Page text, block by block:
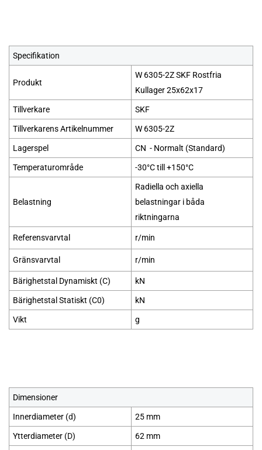
Specifikation
Produkt
W 6305-2Z SKF Rostfria
Kullager 25x62x17
Tillverkare SKF
Tillverkarens Artikelnummer W 6305-2Z
Lagerspel CN - Normalt (Standard)
Temperaturområde -30°C till +150°C
Belastning
Radiella och axiella
belastningar i båda
riktningarna
Referensvarvtal r/min
Gränsvarvtal r/min
Bärighetstal Dynamiskt (C) kN
Bärighetstal Statiskt (C0) kN
Vikt g
Dimensioner
Innerdiameter (d) 25 mm
Ytterdiameter (D) 62 mm